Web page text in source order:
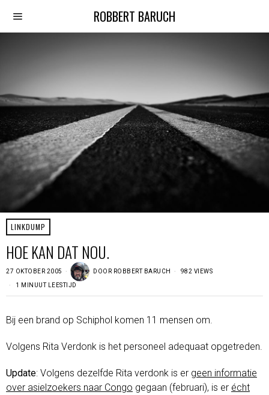
ROBBERT BARUCH
LINKDUMP
HOE KAN DAT NOU.
27 OKTOBER 2005 DOOR ROBBERT BARUCH 982 VIEWS
1 MINUUT LEESTIJD
Bij een brand op Schiphol komen 11 mensen om.
Volgens Rita Verdonk is het personeel adequaat opgetreden.
Update: Volgens dezelfde Rita verdonk is er geen informatie
over asielzoekers naar Congo gegaan (februari), is er écht